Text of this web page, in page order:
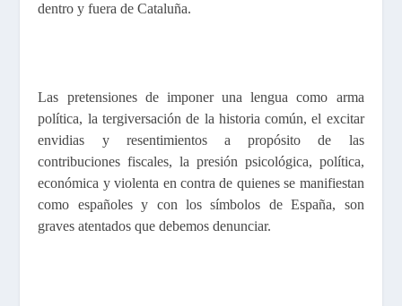
dentro y fuera de Cataluña.
Las pretensiones de imponer una lengua como arma
política, la tergiversación de la historia común, el excitar
envidias y resentimientos a propósito de las
contribuciones fiscales, la presión psicológica, política,
económica y violenta en contra de quienes se manifiestan
como españoles y con los símbolos de España, son
graves atentados que debemos denunciar.